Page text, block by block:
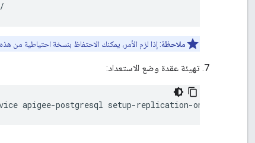
ملاحظة: إذا لزم الأمر، يمكنك الاحتفاظ بنسخة احتياطية من هذه
تهيئة عقدة وضع الاستعداد:
apigee-postgresql setup-replication-on-standby -f